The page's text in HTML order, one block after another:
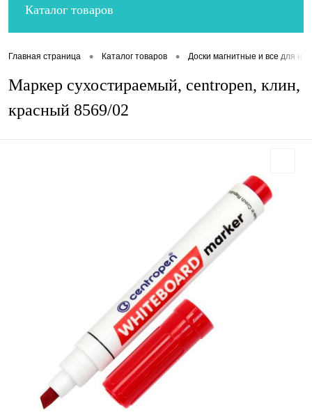
Каталог товаров
Главная страница • Каталог товаров • Доски магнитные и все для них
Маркер сухостираемый, сentropen, клин,
красный 8569/02